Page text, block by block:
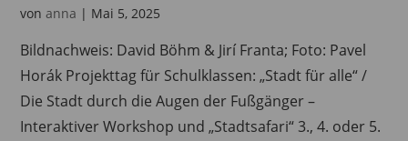
vonanna | Mai 5, 2025
Bildnachweis: David Böhm & Jirí Franta; Foto: Pavel
Horák Projekttag für Schulklassen: „Stadt für alle“ /
Die Stadt durch die Augen der Fußgänger –
Interaktiver Workshop und „Stadtsafari“ 3., 4. oder 5.